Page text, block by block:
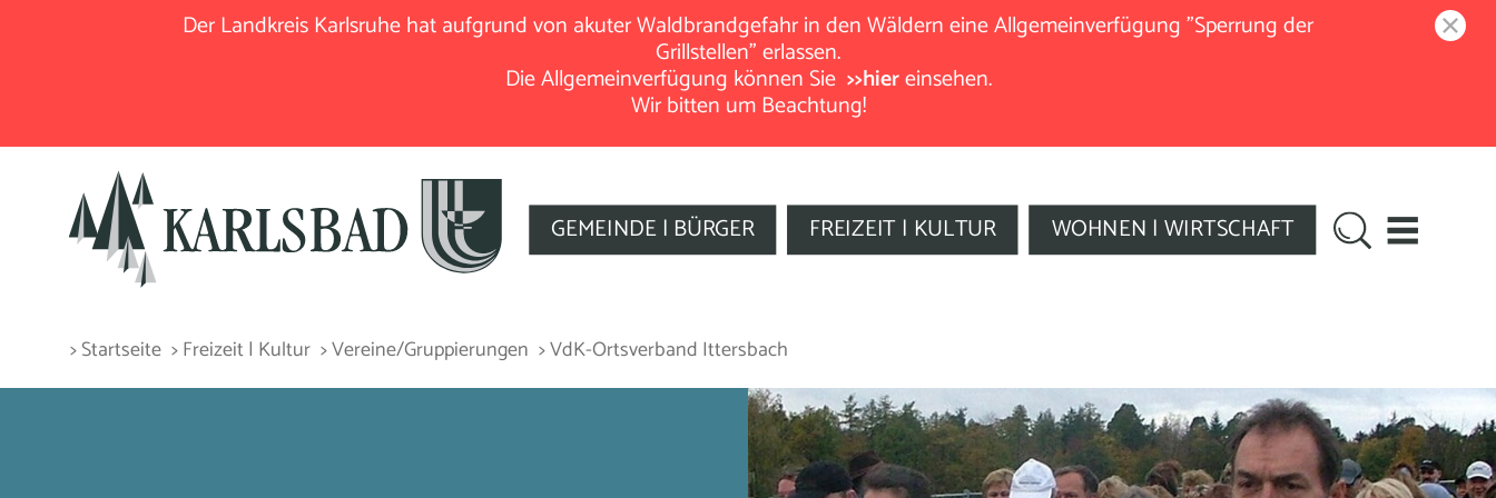
Der Landkreis Karlsruhe hat aufgrund von akuter Waldbrandgefahr in den Wäldern eine Allgemeinverfügung "Sperrung der
Grillstellen" erlassen.
Die Allgemeinverfügung können Sie >>hiereinsehen.
Wir bitten um Beachtung!
GEMEINDE | BÜRGER FREIZEIT | KULTUR WOHNEN | WIRTSCHAFT
> Startseite > Freizeit | Kultur > Vereine/Gruppierungen > VdK-Ortsverband Ittersbach